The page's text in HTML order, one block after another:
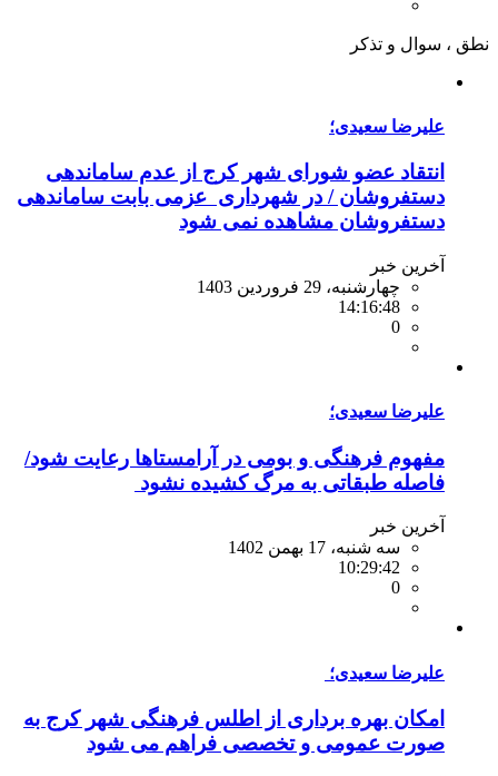
نطق ، سوال و تذکر
علیرضا سعیدی؛
انتقاد عضو شورای شهر کرج از عدم ساماندهی
دستفروشان / در شهرداری عزمی بابت ساماندهی
دستفروشان مشاهده نمی شود
آخرین خبر
چهارشنبه، 29 فروردین 1403
14:16:48
0
علیرضا سعیدی؛
مفهوم فرهنگی و بومی در آرامستاها رعایت شود/
فاصله طبقاتی به مرگ کشیده نشود
آخرین خبر
سه شنبه، 17 بهمن 1402
10:29:42
0
‪علیرضا سعیدی؛ ‬
امکان بهره برداری از اطلس فرهنگی شهر کرج به
صورت عمومی و تخصصی فراهم می شود‬